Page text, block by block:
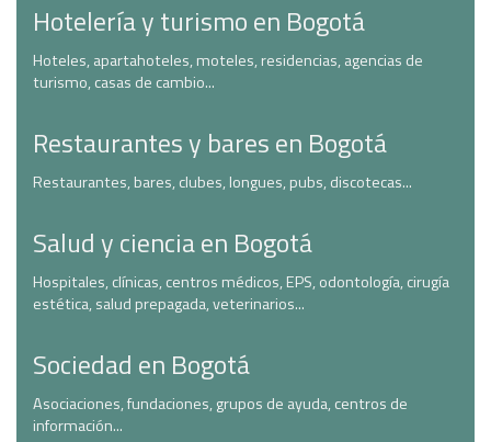
Hotelería y turismo en Bogotá
Hoteles, apartahoteles, moteles, residencias, agencias de
turismo, casas de cambio...
Restaurantes y bares en Bogotá
Restaurantes, bares, clubes, longues, pubs, discotecas...
Salud y ciencia en Bogotá
Hospitales, clínicas, centros médicos, EPS, odontología, cirugía
estética, salud prepagada, veterinarios...
Sociedad en Bogotá
Asociaciones, fundaciones, grupos de ayuda, centros de
información...